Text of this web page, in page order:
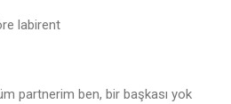
labirent
partnerim ben, bir başkası yok